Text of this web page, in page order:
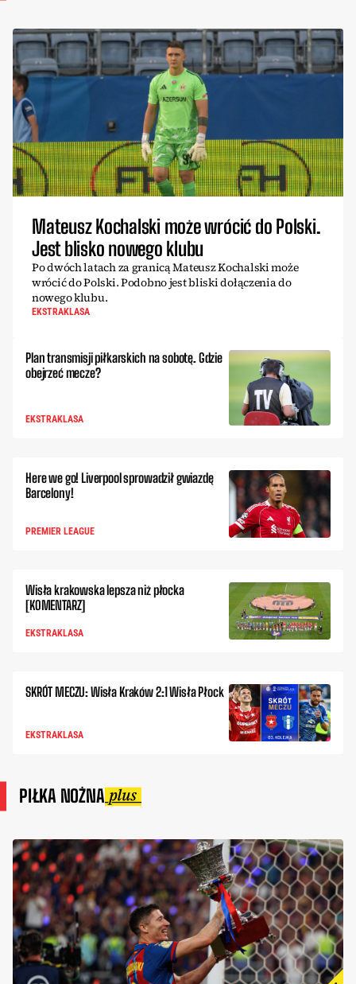
Mateusz Kochalski może wrócić do Polski.
Jest blisko nowego klubu
Po dwóch latach za granicą Mateusz Kochalski może
wrócić do Polski. Podobno jest bliski dołączenia do
nowego klubu.
EKSTRAKLASA
Plan transmisji piłkarskich na sobotę. Gdzie
obejrzeć mecze?
EKSTRAKLASA
Here we go! Liverpool sprowadził gwiazdę
Barcelony!
PREMIER LEAGUE
Wisła krakowska lepsza niż płocka
[KOMENTARZ]
EKSTRAKLASA
SKRÓT MECZU: Wisła Kraków 2:1 Wisła Płock
EKSTRAKLASA
PIŁKA NOŻNA